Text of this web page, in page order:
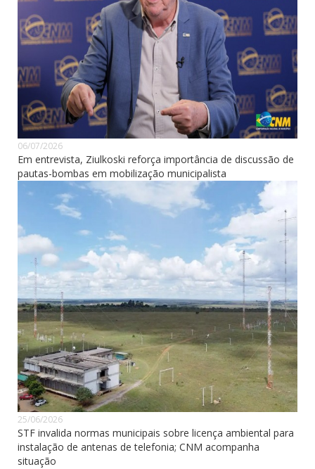
06/07/2026
Em entrevista, Ziulkoski reforça importância de discussão de
pautas-bombas em mobilização municipalista
25/06/2026
STF invalida normas municipais sobre licença ambiental para
instalação de antenas de telefonia; CNM acompanha
situação